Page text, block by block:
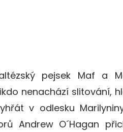
pejsek Maf a
nenachází slitování,
v odlesku
Andrew O´Hagan